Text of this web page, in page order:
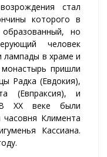
стал
которого в
но
человек
лампады в храме и
пришли
Радка (Евдокия),
(Евпраксия), и
XX веке были
Климента
Кассиана.